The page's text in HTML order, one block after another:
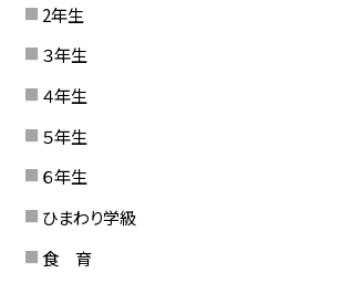
2年生
３年生
４年生
５年生
６年生
ひまわり学級
食 育